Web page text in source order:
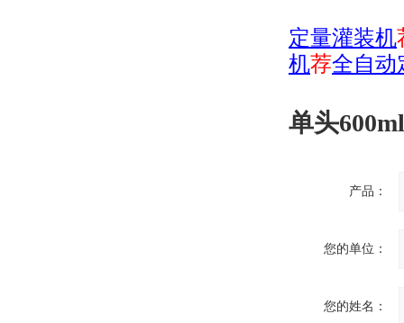
定量灌装机
机荐全自动
单头
产品：
您的单位：
您的姓名：